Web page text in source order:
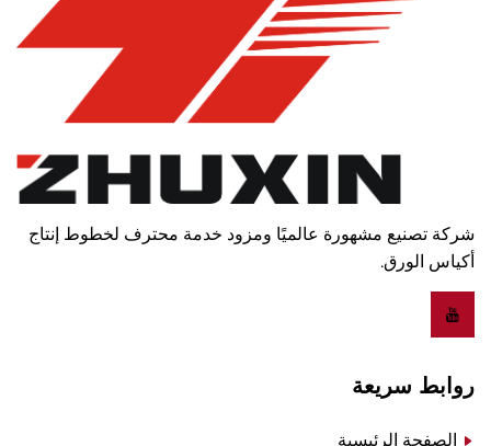
شركة تصنيع مشهورة عالميًا ومزود خدمة محترف لخطوط إنتاج
أكياس الورق.
روابط سريعة
الصفحة الرئيسية